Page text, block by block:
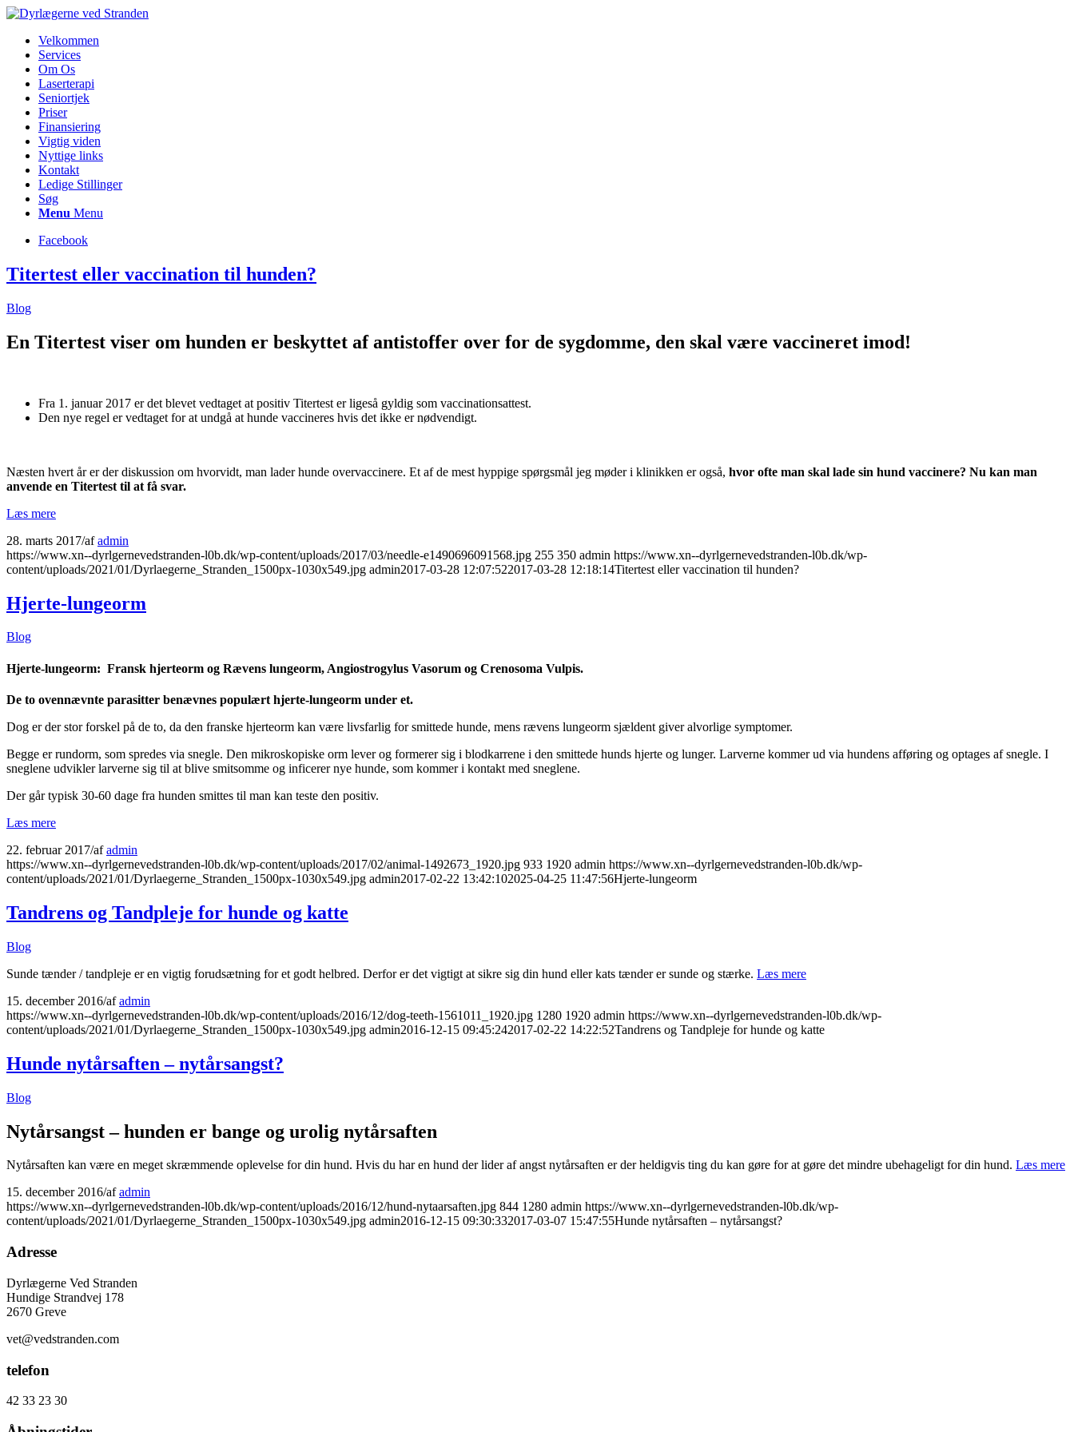
Velkommen
Services
Om Os
Laserterapi
Seniortjek
Priser
Finansiering
Vigtig viden
Nyttige links
Kontakt
Ledige Stillinger
Søg
Menu Menu
Facebook
Titertest eller vaccination til hunden?
Blog
En Titertest viser om hunden er beskyttet af antistoffer over for de sygdomme, den skal være vaccineret imod!
Fra 1. januar 2017 er det blevet vedtaget at positiv Titertest er ligeså gyldig som vaccinationsattest.
Den nye regel er vedtaget for at undgå at hunde vaccineres hvis det ikke er nødvendigt.
Næsten hvert år er der diskussion om hvorvidt, man lader hunde overvaccinere. Et af de mest hyppige spørgsmål jeg møder i klinikken er også, hvor ofte man skal lade sin hund vaccinere? Nu kan man
anvende en Titertest til at få svar.
Læs mere
28. marts 2017/afadmin
https://www.xn--dyrlgernevedstranden-l0b.dk/wp-content/uploads/2017/03/needle-e1490696091568.jpg 255 350 admin https://www.xn--dyrlgernevedstranden-l0b.dk/wp-
content/uploads/2021/01/Dyrlaegerne_Stranden_1500px-1030x549.jpg admin2017-03-28 12:07:522017-03-28 12:18:14Titertest eller vaccination til hunden?
Hjerte-lungeorm
Blog
Hjerte-lungeorm: Fransk hjerteorm og Rævens lungeorm, Angiostrogylus Vasorum og Crenosoma Vulpis.
De to ovennævnte parasitter benævnes populært hjerte-lungeorm under et.
Dog er der stor forskel på de to, da den franske hjerteorm kan være livsfarlig for smittede hunde, mens rævens lungeorm sjældent giver alvorlige symptomer.
Begge er rundorm, som spredes via snegle. Den mikroskopiske orm lever og formerer sig i blodkarrene i den smittede hunds hjerte og lunger. Larverne kommer ud via hundens afføring og optages af snegle. I
sneglene udvikler larverne sig til at blive smitsomme og inficerer nye hunde, som kommer i kontakt med sneglene.
Der går typisk 30-60 dage fra hunden smittes til man kan teste den positiv.
Læs mere
22. februar 2017/afadmin
https://www.xn--dyrlgernevedstranden-l0b.dk/wp-content/uploads/2017/02/animal-1492673_1920.jpg 933 1920 admin https://www.xn--dyrlgernevedstranden-l0b.dk/wp-
content/uploads/2021/01/Dyrlaegerne_Stranden_1500px-1030x549.jpg admin2017-02-22 13:42:102025-04-25 11:47:56Hjerte-lungeorm
Tandrens og Tandpleje for hunde og katte
Blog
Sunde tænder / tandpleje er en vigtig forudsætning for et godt helbred. Derfor er det vigtigt at sikre sig din hund eller kats tænder er sunde og stærke. Læs mere
15. december 2016/afadmin
https://www.xn--dyrlgernevedstranden-l0b.dk/wp-content/uploads/2016/12/dog-teeth-1561011_1920.jpg 1280 1920 admin https://www.xn--dyrlgernevedstranden-l0b.dk/wp-
content/uploads/2021/01/Dyrlaegerne_Stranden_1500px-1030x549.jpg admin2016-12-15 09:45:242017-02-22 14:22:52Tandrens og Tandpleje for hunde og katte
Hunde nytårsaften – nytårsangst?
Blog
Nytårsangst – hunden er bange og urolig nytårsaften
Nytårsaften kan være en meget skræmmende oplevelse for din hund. Hvis du har en hund der lider af angst nytårsaften er der heldigvis ting du kan gøre for at gøre det mindre ubehageligt for din hund. Læs mere
15. december 2016/afadmin
https://www.xn--dyrlgernevedstranden-l0b.dk/wp-content/uploads/2016/12/hund-nytaarsaften.jpg 844 1280 admin https://www.xn--dyrlgernevedstranden-l0b.dk/wp-
content/uploads/2021/01/Dyrlaegerne_Stranden_1500px-1030x549.jpg admin2016-12-15 09:30:332017-03-07 15:47:55Hunde nytårsaften – nytårsangst?
Adresse
Dyrlægerne Ved Stranden
Hundige Strandvej 178
2670 Greve
vet@vedstranden.com
telefon
42 33 23 30